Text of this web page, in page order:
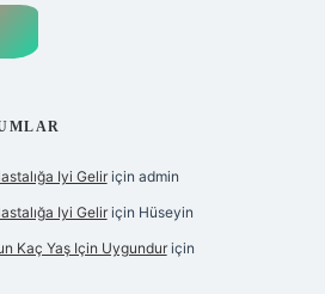
Iyi Geliriçin admin
Iyi Geliriçin Hüseyin
Kaç Yaş Için Uygunduriçin